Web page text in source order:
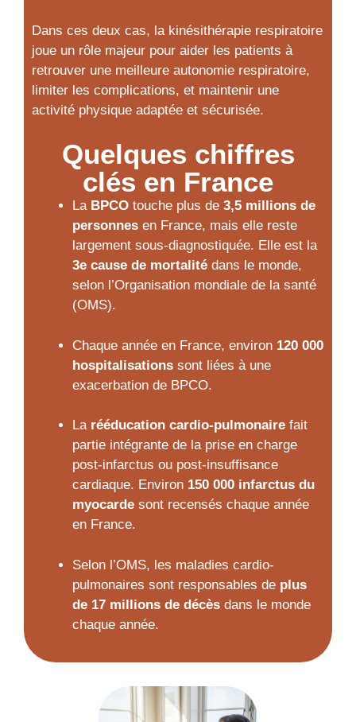
Dans ces deux cas, la kinésithérapie respiratoire
joue un rôle majeur pour aider les patients à
retrouver une meilleure autonomie respiratoire,
limiter les complications, et maintenir une
activité physique adaptée et sécurisée.
Quelques chiffres
clés en France
La BPCO touche plus de 3,5 millions de
personnes en France, mais elle reste
largement sous-diagnostiquée. Elle est la
3e cause de mortalité dans le monde,
selon l’Organisation mondiale de la santé
(OMS).
Chaque année en France, environ 120 000
hospitalisations sont liées à une
exacerbation de BPCO.
La rééducation cardio-pulmonaire fait
partie intégrante de la prise en charge
post-infarctus ou post-insuffisance
cardiaque. Environ 150 000 infarctus du
myocarde sont recensés chaque année
en France.
Selon l’OMS, les maladies cardio-
pulmonaires sont responsables de plus
de 17 millions de décès dans le monde
chaque année.